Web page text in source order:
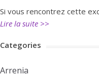
Si vous rencontrez cette
Lire la suite >>
Categories
Arrenia